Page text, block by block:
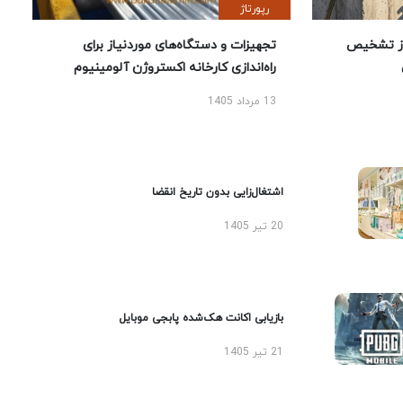
تشخیص
رپورتاژ
تجهیزات و دستگاه‌های موردنیاز برای
راه‌اندازی کارخانه اکستروژن آلومینیوم
13 مرداد 1405
اشتغال‌زایی بدون تاریخ انقضا
20 تیر 1405
بازیابی اکانت هک‌شده پابجی موبایل